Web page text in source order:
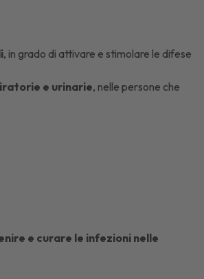
, in grado di attivare e stimolare le difese
e urinarie, nelle persone che
e curare le infezioni nelle